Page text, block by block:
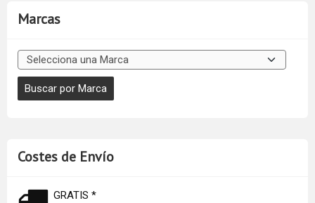
Marcas
Costes de Envío
GRATIS *